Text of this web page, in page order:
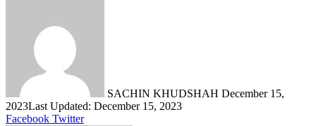
SACHIN KHUDSHAH December 15,
2023Last Updated: December 15, 2023
Facebook TwitterLinkedIn
Share
Print